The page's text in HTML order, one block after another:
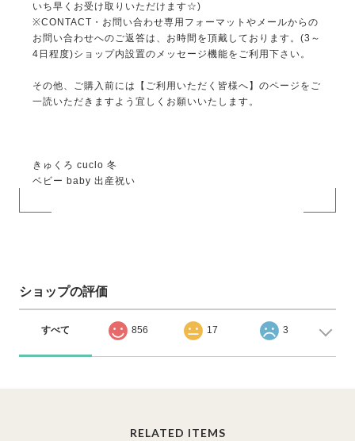
いち早くお受け取りいただけます☆)
※CONTACT・お問い合わせ専用フォーマットやメールからの
お問い合わせへのご返答は、お時間を頂戴しております。(3～
4日程度)ショップ内設置のメッセージ機能をご利用下さい。
その他、ご購入前には【ご利用いただく皆様へ】のページをご
一読いただきますよう宜しくお願いいたします。
きゅくろ cuclo 冬
ベビー baby 出産祝い
ショップの評価
すべて 856 17 3
RELATED ITEMS